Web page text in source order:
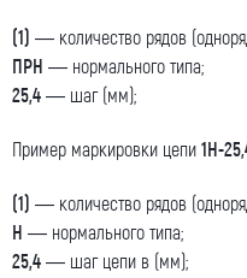
(1) — количество рядов
ПРН — нормального типа;
25,4 — шаг (мм);
Пример маркировки цепи 1Н-
(1) — количество рядов
Н — нормального типа;
25,4 — шаг цепи в (мм);